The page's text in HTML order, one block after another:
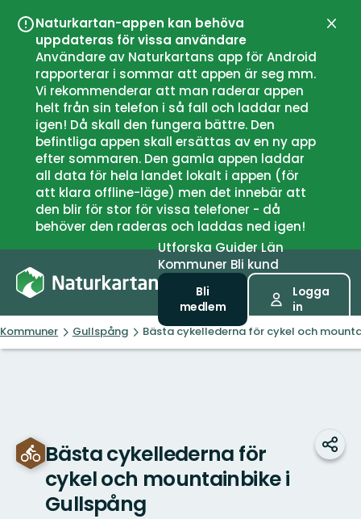
Naturkartan-appen kan behöva
uppdateras för vissa användare
Användare av Naturkartans app för Android
rapporterar i sommar att appen är seg mm.
Vi rekommenderar att man raderar appen
helt från sin telefon i så fall och laddar ned
igen! Då skall den fungera bättre. Den
befintliga appen skall ersättas av en ny app
efter sommaren. Den gamla appen laddar
all data för hela landet lokalt i appen (för
att klara offline-läge) men det innebär att
den blir för stor för vissa telefoner - då
behöver den raderas och laddas ned igen!
UtforskaGuiderLän
Kommuner Bli kund
Bli
medlem
Logga
in
Kommuner Gullspång Bästa cykellederna för cykel och
Bästa cykellederna för
cykel och mountainbike i
Gullspång
Dela